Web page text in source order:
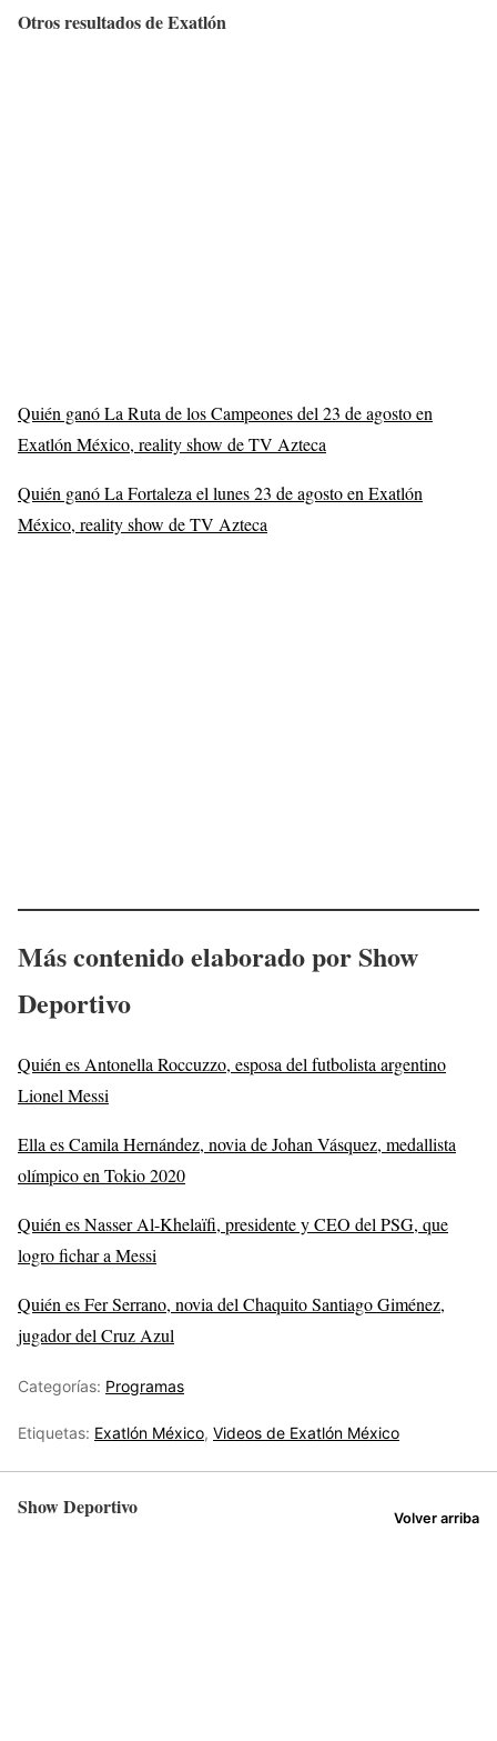
Otros resultados de Exatlón
Quién ganó La Ruta de los Campeones del 23 de agosto en
Exatlón México, reality show de TV Azteca
Quién ganó La Fortaleza el lunes 23 de agosto en Exatlón
México, reality show de TV Azteca
Más contenido elaborado por Show
Deportivo
Quién es Antonella Roccuzzo, esposa del futbolista argentino
Lionel Messi
Ella es Camila Hernández, novia de Johan Vásquez, medallista
olímpico en Tokio 2020
Quién es Nasser Al-Khelaïfi, presidente y CEO del PSG, que
logro fichar a Messi
Quién es Fer Serrano, novia del Chaquito Santiago Giménez,
jugador del Cruz Azul
Categorías: Programas
Etiquetas: Exatlón México, Videos de Exatlón México
Show Deportivo Volver arriba